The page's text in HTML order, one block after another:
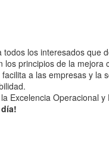
los interesados
principios de la mejora
a las empresas y
Excelencia Operacional y